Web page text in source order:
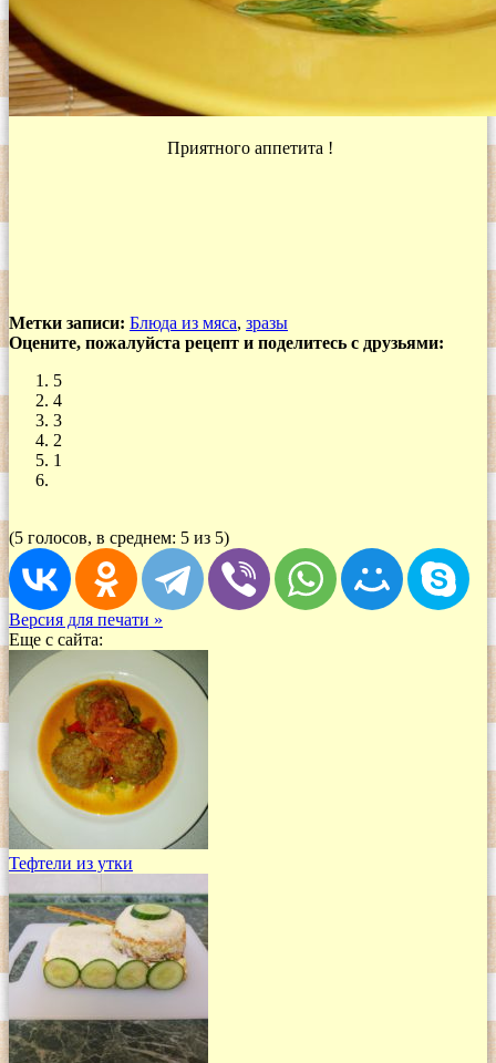
Приятного аппетита !
Метки записи: Блюда из мяса, зразы
Оцените, пожалуйста рецепт и поделитесь с друзьями:
5
4
3
2
1
(5 голосов, в среднем: 5 из 5)
Версия для печати »
Еще с сайта:
Тефтели из утки